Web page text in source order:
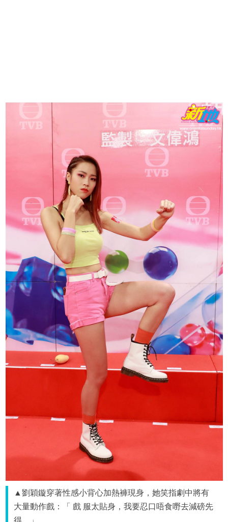
▲劉穎鏇穿著性感小背心加熱褲現身，她笑指劇中將有
大量動作戲：「 戲 服太貼身，我要忍口唔食嘢去減磅先